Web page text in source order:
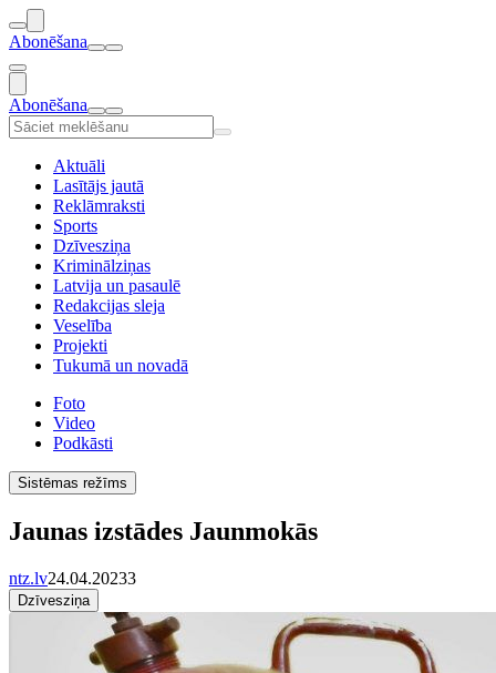
Abonēšana
Abonēšana
Aktuāli
Lasītājs jautā
Reklāmraksti
Sports
Dzīvesziņa
Kriminālziņas
Latvija un pasaulē
Redakcijas sleja
Veselība
Projekti
Tukumā un novadā
Foto
Video
Podkāsti
Sistēmas režīms
Jaunas izstādes Jaunmokās
ntz.lv24.04.20233
Dzīvesziņa